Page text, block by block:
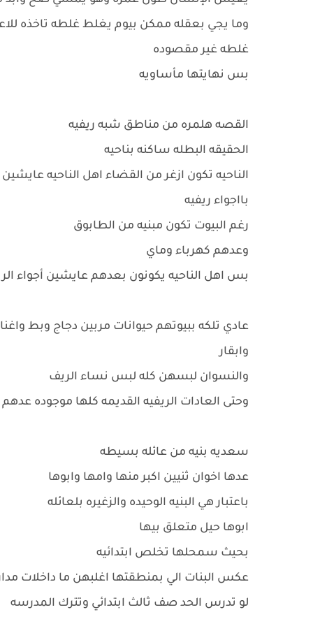
وما يجي بعقله ممكن بيوم يغلط غلطه تاخذه
غلطه غير مقصوده
بس نهايتها مأساويه
القصه هلمره من مناطق شبه ريفيه
الحقيقه البطله ساكنه بناحيه
الناحيه تكون ازغر من القضاء اهل الناحيه عايشين
بااجواء ريفيه
رغم البيوت تكون مبنيه من الطابوق
وعدهم كهرباء وماي
بس اهل الناحيه يكونون بعدهم عايشين أجواء
عادي تلكه ببيوتهم حيوانات مربين دجاج وبط
وابقار
والنسوان لبسهن كله لبس نساء الريف
وحتى العادات الريفيه القديمه كلها موجوده عدهم
سعديه بنيه من عائله بسيطه
عدها اخوان ثنيين اكبر منها وامها وابوها
باعتبار هي البنيه الوحيده والزغيره بلعائله
ابوها حيل متعلق بيها
بحيث سمحلها تخلص ابتدائيه
عكس البنات الي بمنطقتها اغلبهن ما داخلات
لو تدرس الحد صف ثالث ابتدائي وتترك المدرسه